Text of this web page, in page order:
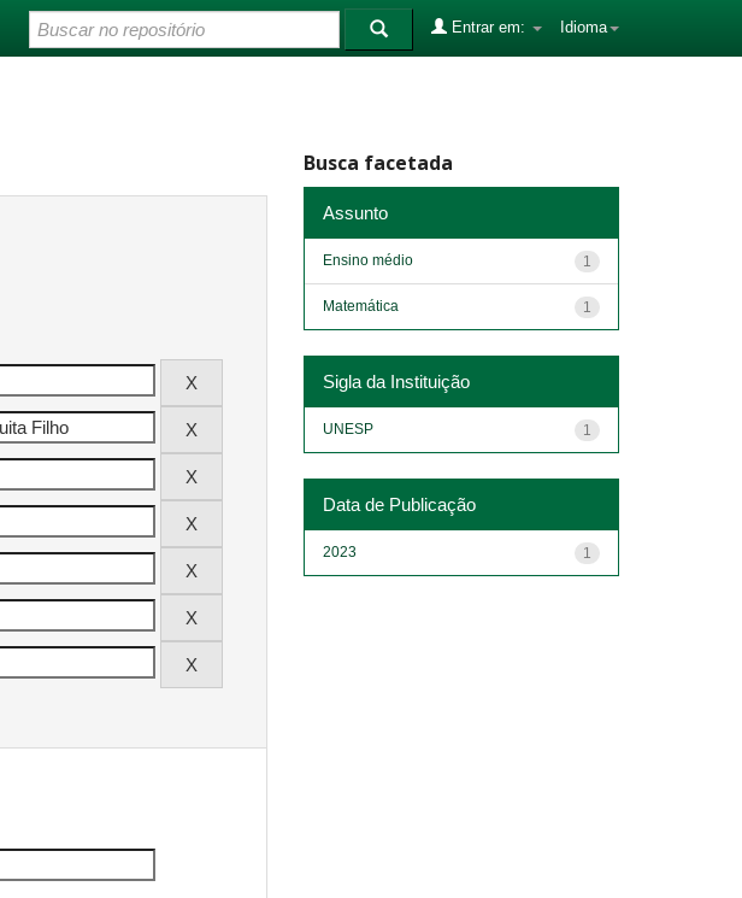
Idioma
Entrar em:
Busca facetada
Assunto
1
Ensino médio
1
Matemática
Sigla da Instituição
1
UNESP
Data de Publicação
1
2023